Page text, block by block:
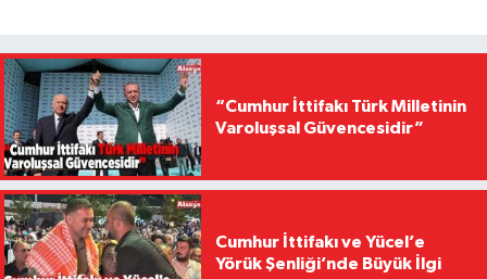
“Cumhur İttifakı Türk Milletinin
Varoluşsal Güvencesidir”
Cumhur İttifakı ve Yücel’e
Yörük Şenliği’nde Büyük İlgi